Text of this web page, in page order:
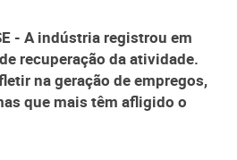
- A indústria registrou em
recuperação da atividade.
na geração de empregos,
que mais têm afligido o